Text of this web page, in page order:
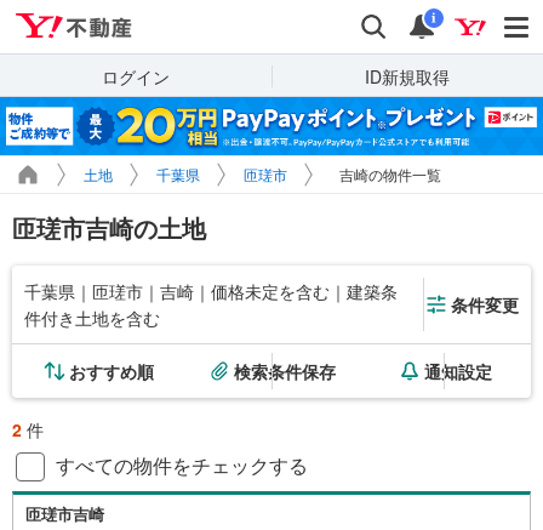
検索 通知
i
ログイン ID新規取得
土地 千葉県 匝瑳市 吉崎の物件一覧
匝瑳市吉崎の土地
千葉県｜匝瑳市｜吉崎｜価格未定を含む｜建築条
件付き土地を含む
条件変更
おすすめ順 検索条件保存 通知設定
2 件
すべての物件をチェックする
匝瑳市吉崎